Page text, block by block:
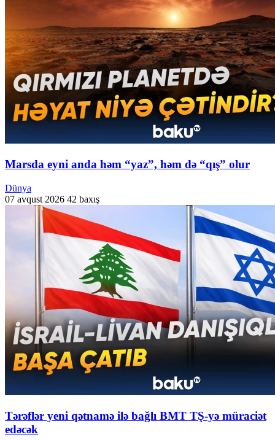
Marsda eyni anda həm “yaz”, həm də “qış” olur
Dünya
07 avqust 2026 42 baxış
Tərəflər yeni qətnamə ilə bağlı BMT TŞ-yə müraciət
edəcək